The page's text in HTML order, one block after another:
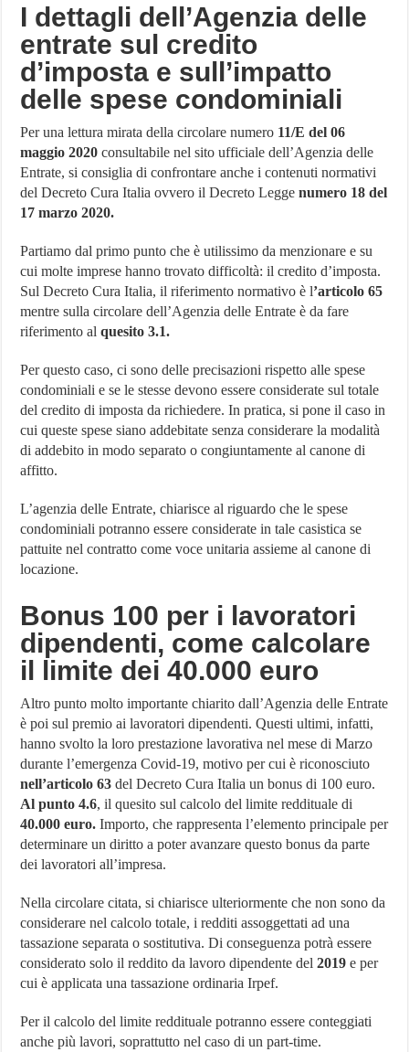
I dettagli dell’Agenzia delle
entrate sul credito
d’imposta e sull’impatto
delle spese condominiali
Per una lettura mirata della circolare numero 11/E del 06
maggio 2020 consultabile nel sito ufficiale dell’Agenzia delle
Entrate, si consiglia di confrontare anche i contenuti normativi
del Decreto Cura Italia ovvero il Decreto Leggenumero 18 del
17 marzo 2020.
Partiamo dal primo punto che è utilissimo da menzionare e su
cui molte imprese hanno trovato difficoltà: il credito d’imposta.
Sul Decreto Cura Italia, il riferimento normativo è l’articolo 65
mentre sulla circolare dell’Agenzia delle Entrate è da fare
riferimento alquesito 3.1.
Per questo caso, ci sono delle precisazioni rispetto alle spese
condominiali e se le stesse devono essere considerate sul totale
del credito di imposta da richiedere. In pratica, si pone il caso in
cui queste spese siano addebitate senza considerare la modalità
di addebito in modo separato o congiuntamente al canone di
affitto.
L’agenzia delle Entrate, chiarisce al riguardo che le spese
condominiali potranno essere considerate in tale casistica se
pattuite nel contratto come voce unitaria assieme al canone di
locazione.
Bonus 100 per i lavoratori
dipendenti, come calcolare
il limite dei 40.000 euro
Altro punto molto importante chiarito dall’Agenzia delle Entrate
è poi sul premio ai lavoratori dipendenti. Questi ultimi, infatti,
hanno svolto la loro prestazione lavorativa nel mese di Marzo
durante l’emergenza Covid-19, motivo per cui è riconosciuto
nell’articolo 63 del Decreto Cura Italia un bonus di 100 euro.
Al punto 4.6, il quesito sul calcolo del limite reddituale di
40.000 euro. Importo, che rappresenta l’elemento principale per
determinare un diritto a poter avanzare questo bonus da parte
dei lavoratori all’impresa.
Nella circolare citata, si chiarisce ulteriormente che non sono da
considerare nel calcolo totale, i redditi assoggettati ad una
tassazione separata o sostitutiva. Di conseguenza potrà essere
considerato solo il reddito da lavoro dipendente del2019 e per
cui è applicata una tassazione ordinaria Irpef.
Per il calcolo del limite reddituale potranno essere conteggiati
anche più lavori, soprattutto nel caso di un part-time.